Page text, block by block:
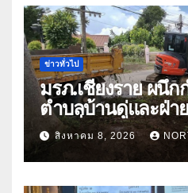
ข่าวทั่วไป
มรภ.เชียงราย ผนึก
ตำบลบ้านดู่และฝ่า
ลอกสิ่งกีดขวางทา
ปัญหาน้ำท่วม
สิงหาคม 8, 2026